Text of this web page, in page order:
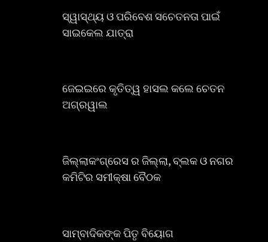
ସ୍ୱାସ୍ଥ୍ୟ ଓ ପରିବେଶ ସଚେତନତା ପାଇଁ
ସାଇକେଲ ଯାତ୍ରା
ଜେଇଇରେ କୃତିତ୍ୱ ହାସଲ କଲେ ଚେତନ
ଅଗ୍ରୱାଲ
ଜିଲ୍ଲାକଂଗ୍ରେସ ର ଜିଲ୍ଲା, ବ୍ଲକ ଓ ନଗର
କମିଟିର ସମୀକ୍ଷା ବୈଠକ
ସାମ୍ବାଦିକଙ୍କ ପିତୃ ବିୟୋଗ